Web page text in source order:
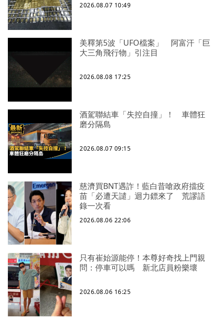
2026.08.07 10:49
美釋第5波「UFO檔案」 阿富汗「巨
大三角飛行物」引注目
2026.08.08 17:25
酒駕聯結車「失控自撞」！ 車體狂
磨分隔島
2026.08.07 09:15
慈濟買BNT遇詐！藍白昔嗆政府擋疫
苗「必遭天譴」迴力鏢來了 荒謬語
錄一次看
2026.08.06 22:06
只有崔始源能停！本尊好奇找上門親
問：停車可以嗎 新北店員粉樂壞
2026.08.06 16:25